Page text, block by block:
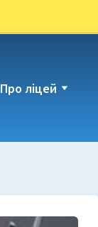
Про ліцей